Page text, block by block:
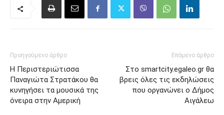
Προηγούμενο άρθρο
Η Περιστεριώτισσα
Παναγιώτα Στρατάκου θα
κυνηγήσει τα μουσικά της
όνειρα στην Αμερική
Επόμενο άρθρο
Στο smartcity.egaleo.gr θα
βρεις όλες τις εκδηλώσεις
που οργανώνει ο Δήμος
Αιγάλεω